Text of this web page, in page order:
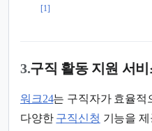
[1]
3.구직 활동 지원 서비
워크24는 구직자가 효율적
다양한 구직신청 기능을